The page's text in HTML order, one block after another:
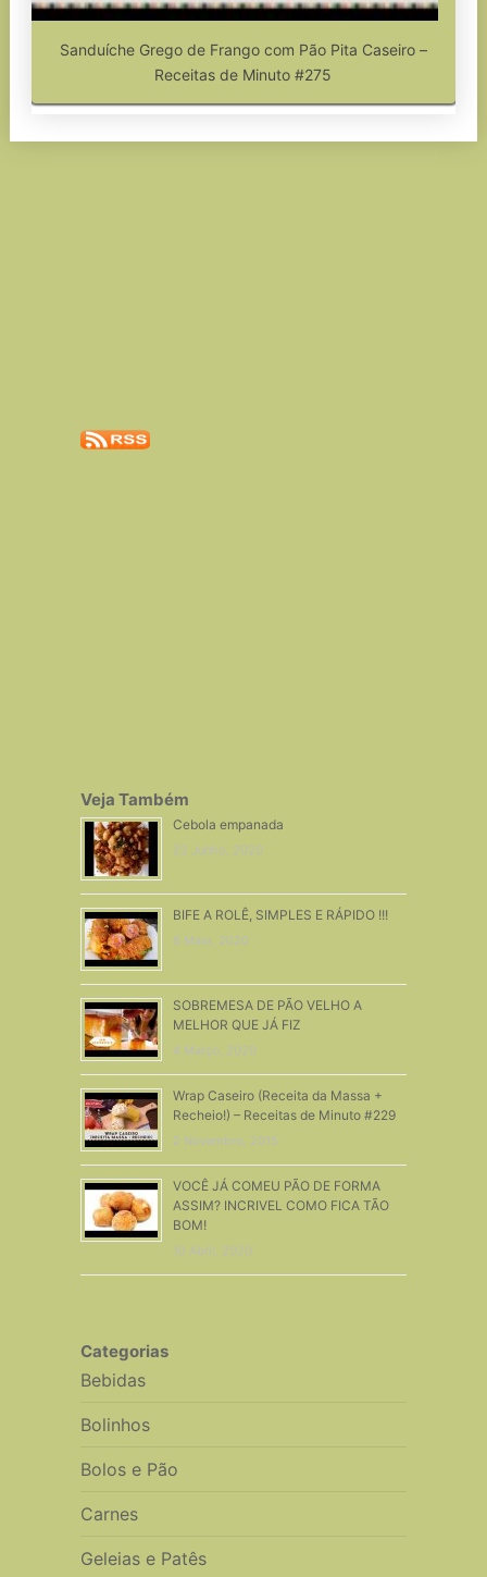
Sanduíche Grego de Frango com Pão Pita Caseiro –
Receitas de Minuto #275
Veja Também
Cebola empanada
22 Junho, 2020
BIFE A ROLÊ, SIMPLES E RÁPIDO !!!
6 Maio, 2020
SOBREMESA DE PÃO VELHO A
MELHOR QUE JÁ FIZ
4 Março, 2020
Wrap Caseiro (Receita da Massa +
Recheio!) – Receitas de Minuto #229
2 Novembro, 2015
VOCÊ JÁ COMEU PÃO DE FORMA
ASSIM? INCRIVEL COMO FICA TÃO
BOM!
10 Abril, 2020
Categorias
Bebidas
Bolinhos
Bolos e Pão
Carnes
Geleias e Patês